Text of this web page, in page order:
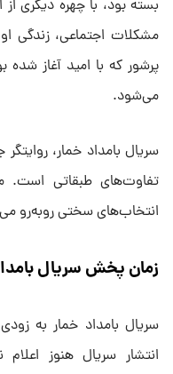
بسته بود، با چهره دیگری
مشکلات اجتماعی، زندگی
پرشور که با امید آغاز شده
می‌شود.
سریال بامداد خمار،
تفاوت‌های طبقاتی است.
انتخاب‌های سختی روبه‌رو
زمان پخش سریال
سریال بامداد خمار به
انتشار سریال هنوز